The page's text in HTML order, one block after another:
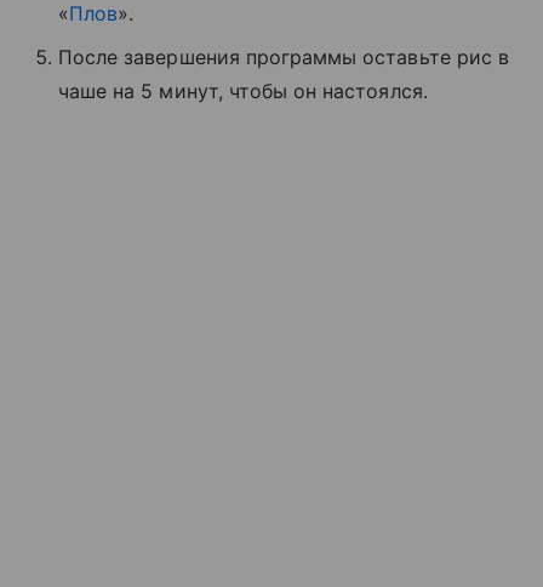
«Плов».
После завершения программы оставьте рис в
чаше на 5 минут, чтобы он настоялся.